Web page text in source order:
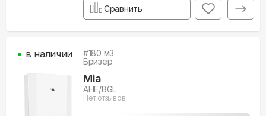
Сравнить
#180 м3
Бризер
Mia
AHE/BGL
Нет отзывов
в наличии